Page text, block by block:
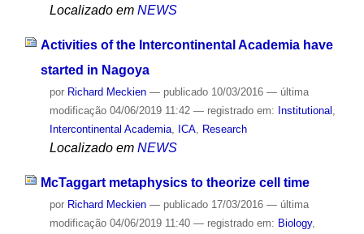
Localizado em NEWS
Activities of the Intercontinental Academia have
started in Nagoya
por Richard Meckien — publicado10/03/2016 — última
modificação04/06/2019 11:42 — registrado em: Institutional ,
Intercontinental Academia, ICA, Research
Localizado em NEWS
McTaggart metaphysics to theorize cell time
por Richard Meckien — publicado17/03/2016 — última
modificação04/06/2019 11:40 — registrado em: Biology,